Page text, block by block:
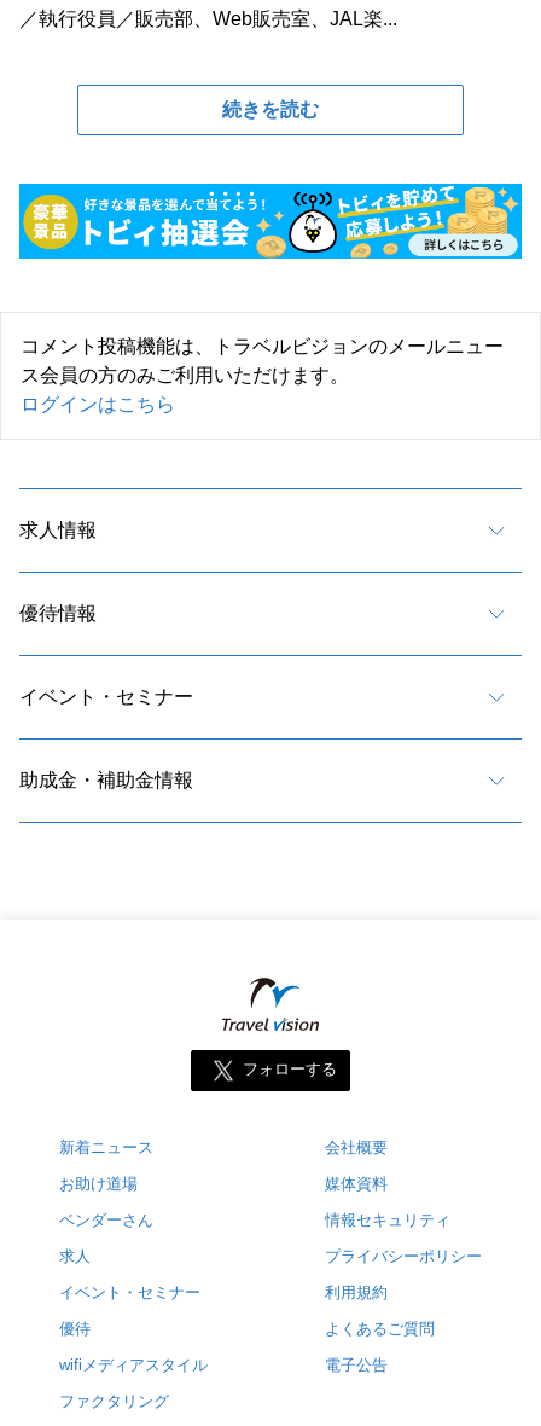
／執行役員／販売部、Web販売室、JAL楽...
続きを読む
コメント投稿機能は、トラベルビジョンのメールニュー
ス会員の方のみご利用いただけます。
ログインはこちら
求人情報
優待情報
イベント・セミナー
助成金・補助金情報
フォローする
新着ニュース
お助け道場
ベンダーさん
求人
イベント・セミナー
優待
wifiメディアスタイル
ファクタリング
会社概要
媒体資料
情報セキュリティ
プライバシーポリシー
利用規約
よくあるご質問
電子公告